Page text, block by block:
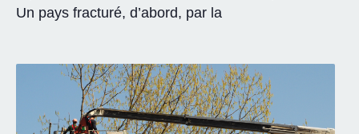
Un pays fracturé, d’abord, par la